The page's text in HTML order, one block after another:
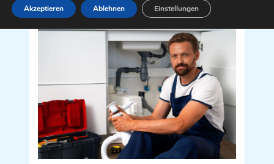
Sanitär Installateur für Ernstbrunn 2115
Akzeptieren Ablehnen Einstellungen